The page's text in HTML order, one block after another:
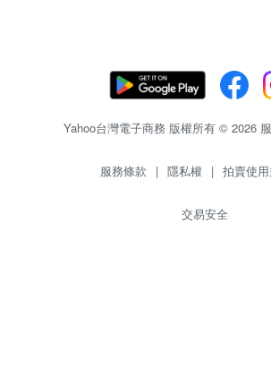
Yahoo台灣電子商務 版權所有 © 2026
服務條款 | 隱私權 | 拍賣使
交易安全